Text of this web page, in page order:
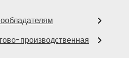
производственная